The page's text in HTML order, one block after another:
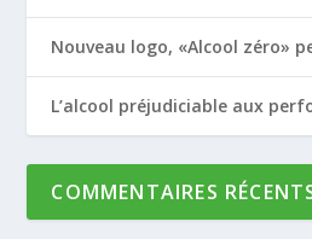
Nouveau logo, «Alcool zéro»
L’alcool préjudiciable aux
COMMENTAIRES